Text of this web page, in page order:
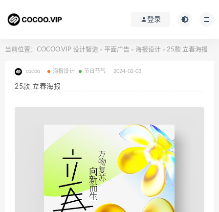
登录
当前位置： COCOO.VIP 设计智造 > 平面广告 > 海报设计 > 25款 立春海报
cocoo 海报设计 节日节气 2024-02-03
25款 立春海报